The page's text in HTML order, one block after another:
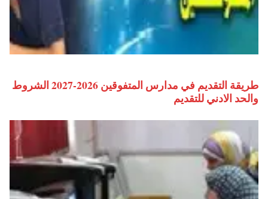
طريقة التقديم في مدارس المتفوقين 2026-2027 الشروط
والحد الادني للتقديم